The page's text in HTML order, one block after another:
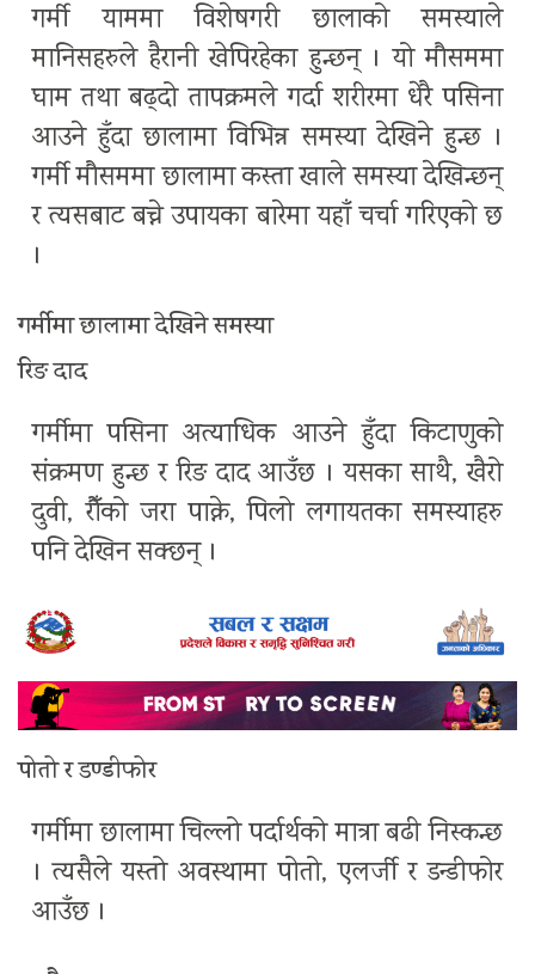
गर्मी याममा विशेषगरी छालाको समस्याले
मानिसहरुले हैरानी खेपिरहेका हुन्छन् । यो मौसममा
घाम तथा बढ्दो तापक्रमले गर्दा शरीरमा धेरै पसिना
आउने हुँदा छालामा विभिन्न समस्या देखिने हुन्छ ।
गर्मी मौसममा छालामा कस्ता खाले समस्या देखिन्छन्
र त्यसबाट बच्ने उपायका बारेमा यहाँ चर्चा गरिएको छ
।
गर्मीमा छालामा देखिने समस्या
रिङ दाद
गर्मीमा पसिना अत्याधिक आउने हुँदा किटाणुको
संक्रमण हुन्छ र रिङ दाद आउँछ । यसका साथै, खैरो
दुवी, रौँको जरा पाक्ने, पिलो लगायतका समस्याहरु
पनि देखिन सक्छन् ।
पोतो र डण्डीफोर
गर्मीमा छालामा चिल्लो पर्दार्थको मात्रा बढी निस्कन्छ
। त्यसैले यस्तो अवस्थामा पोतो, एलर्जी र डन्डीफोर
आउँछ ।